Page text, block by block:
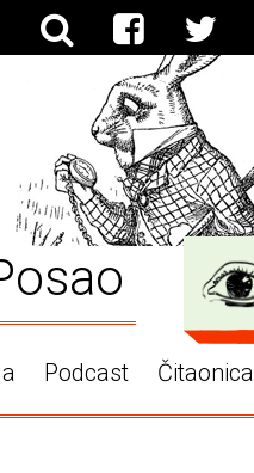
Podcast Čitaonica